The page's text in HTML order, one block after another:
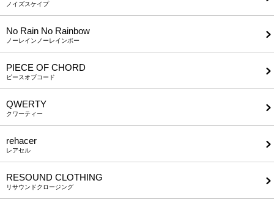
ノイズスケイプ
No Rain No Rainbow
ノーレインノーレインボー
PIECE OF CHORD
ピースオブコード
QWERTY
クワーティー
rehacer
レアセル
RESOUND CLOTHING
リサウンドクロージング